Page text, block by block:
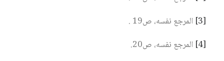
[3]
المرجع نفسه، ص19 .
[4]
المرجع نفسه، ص20.